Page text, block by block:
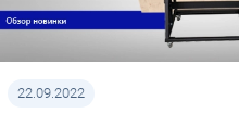
22.09.2022